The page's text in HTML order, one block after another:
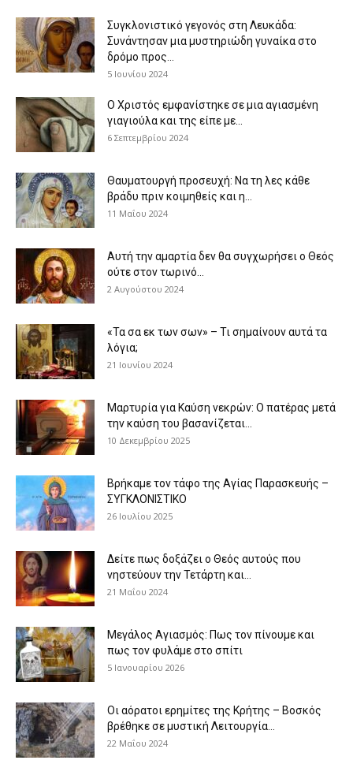
Συγκλονιστικό γεγονός στη Λευκάδα:
Συνάντησαν μια μυστηριώδη γυναίκα στο
δρόμο προς...
5 Ιουνίου 2024
Ο Χριστός εμφανίστηκε σε μια αγιασμένη
γιαγιούλα και της είπε με...
6 Σεπτεμβρίου 2024
Θαυματουργή προσευχή: Να τη λες κάθε
βράδυ πριν κοιμηθείς και η...
11 Μαΐου 2024
Αυτή την αμαρτία δεν θα συγχωρήσει ο Θεός
ούτε στον τωρινό...
2 Αυγούστου 2024
«Τα σα εκ των σων» – Τι σημαίνουν αυτά τα
λόγια;
21 Ιουνίου 2024
Μαρτυρία για Καύση νεκρών: Ο πατέρας μετά
την καύση του βασανίζεται...
10 Δεκεμβρίου 2025
Βρήκαμε τον τάφο της Αγίας Παρασκευής –
ΣΥΓΚΛΟΝΙΣΤΙΚΟ
26 Ιουλίου 2025
Δείτε πως δοξάζει ο Θεός αυτούς που
νηστεύουν την Τετάρτη και...
21 Μαΐου 2024
Μεγάλος Αγιασμός: Πως τον πίνουμε και
πως τον φυλάμε στο σπίτι
5 Ιανουαρίου 2026
Οι αόρατοι ερημίτες της Κρήτης – Βοσκός
βρέθηκε σε μυστική Λειτουργία...
22 Μαΐου 2024